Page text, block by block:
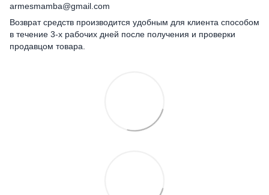
armesmamba@gmail.com
Возврат средств производится удобным для клиента способом
в течение 3-х рабочих дней после получения и проверки
продавцом товара.